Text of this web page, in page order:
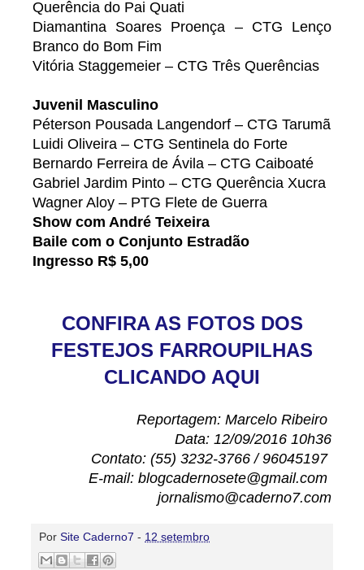
Querência do Pai Quati
Diamantina Soares Proença – CTG Lenço
Branco do Bom Fim
Vitória Staggemeier – CTG Três Querências
Juvenil Masculino
Péterson Pousada Langendorf – CTG Tarumã
Luidi Oliveira – CTG Sentinela do Forte
Bernardo Ferreira de Ávila – CTG Caiboaté
Gabriel Jardim Pinto – CTG Querência Xucra
Wagner Aloy – PTG Flete de Guerra
Show com André Teixeira
Baile com o Conjunto Estradão
Ingresso R$ 5,00
CONFIRA AS FOTOS DOS
FESTEJOS FARROUPILHAS
CLICANDO AQUI
Reportagem: Marcelo Ribeiro
Data: 12/09/2016 10h36
Contato: (55) 3232-3766 / 96045197
E-mail: blogcadernosete@gmail.com
jornalismo@caderno7.com
Por Site Caderno7 - 12 setembro